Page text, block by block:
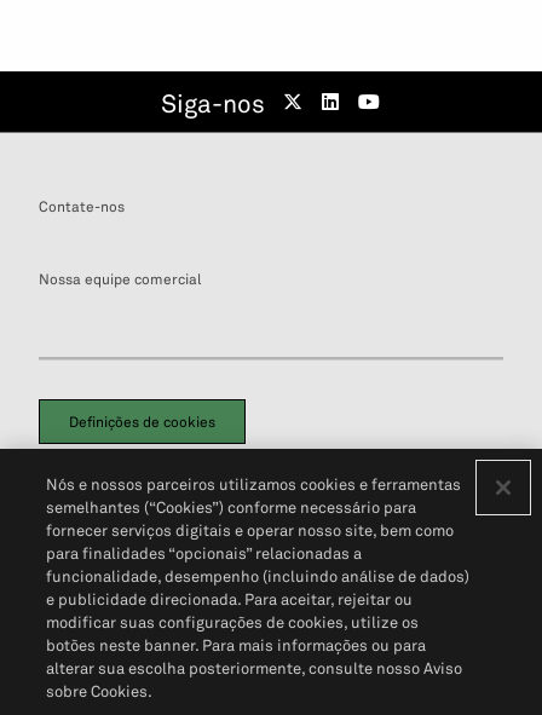
Siga-nos
Contate-nos
Nossa equipe comercial
Definições de cookies
Política de PrivacidadePortal de privacidade do cliente (em inglês)
Não Venda Minhas Informações Pessoais© 2026 S&P Global
Nós e nossos parceiros utilizamos cookies e ferramentas
semelhantes (“Cookies”) conforme necessário para
fornecer serviços digitais e operar nosso site, bem como
para finalidades “opcionais” relacionadas a
funcionalidade, desempenho (incluindo análise de dados)
e publicidade direcionada. Para aceitar, rejeitar ou
modificar suas configurações de cookies, utilize os
botões neste banner. Para mais informações ou para
alterar sua escolha posteriormente, consulte nosso Aviso
sobre Cookies.